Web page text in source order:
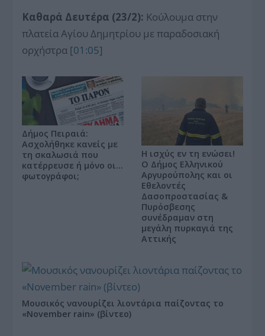
Καθαρά Δευτέρα (23/2): Κούλουμα στην
πλατεία Αγίου Δημητρίου με παραδοσιακή
ορχήστρα [01:05]
Δήμος Πειραιά:
Ασχολήθηκε κανείς με
τη σκαλωσιά που
κατέρρευσε ή μόνο οι…
φωτογράφοι;
Η ισχύς εν τη ενώσει!
Ο Δήμος Ελληνικού
Αργυρούπολης και οι
Εθελοντές
Δασοπροστασίας &
Πυρόσβεσης
συνέδραμαν στη
μεγάλη πυρκαγιά της
Αττικής
Μουσικός νανουρίζει λιοντάρια παίζοντας το
«November rain» (βίντεο)